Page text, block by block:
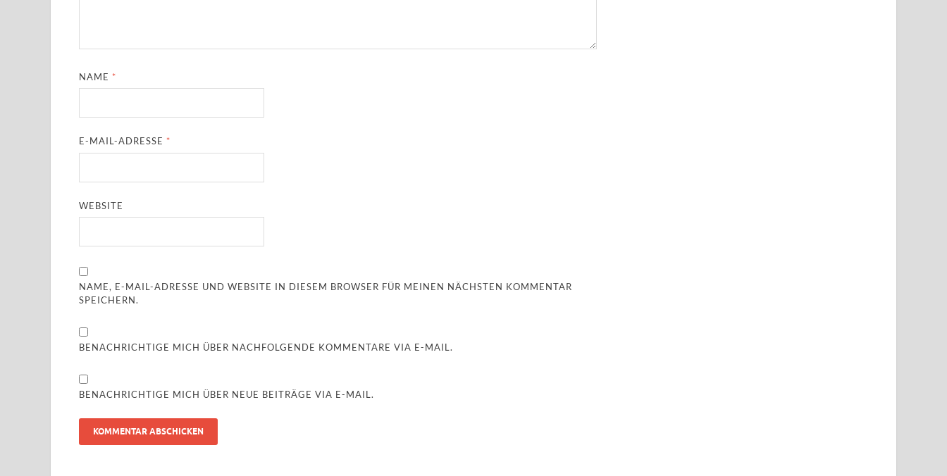
NAME *
E-MAIL-ADRESSE *
WEBSITE
NAME, E-MAIL-ADRESSE UND WEBSITE IN DIESEM BROWSER FÜR MEINEN NÄCHSTEN KOMMENTAR
SPEICHERN.
BENACHRICHTIGE MICH ÜBER NACHFOLGENDE KOMMENTARE VIA E-MAIL.
BENACHRICHTIGE MICH ÜBER NEUE BEITRÄGE VIA E-MAIL.